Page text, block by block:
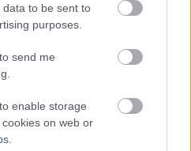
to be sent to
purposes.
send me
enable storage
on web or
pénzügyi ismereteit
programsorozat